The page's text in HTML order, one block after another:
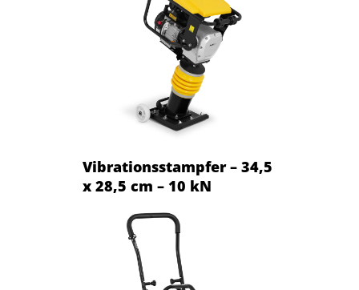
Vibrationsstampfer – 34,5
x 28,5 cm – 10 kN